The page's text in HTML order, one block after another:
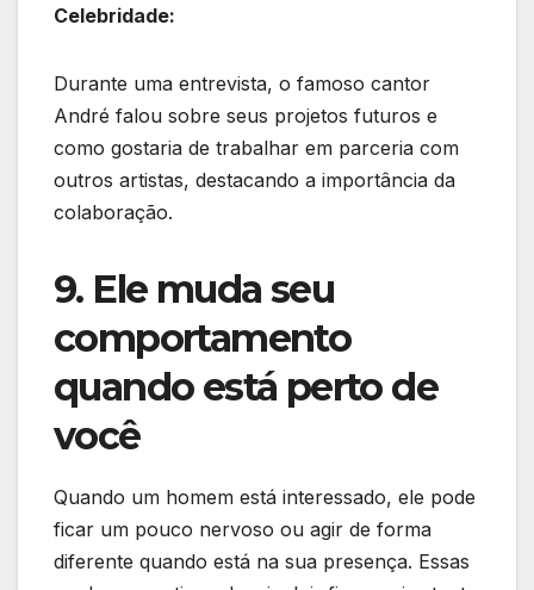
Celebridade:
Durante uma entrevista, o famoso cantor
André falou sobre seus projetos futuros e
como gostaria de trabalhar em parceria com
outros artistas, destacando a importância da
colaboração.
9. Ele muda seu
comportamento
quando está perto de
você
Quando um homem está interessado, ele pode
ficar um pouco nervoso ou agir de forma
diferente quando está na sua presença. Essas